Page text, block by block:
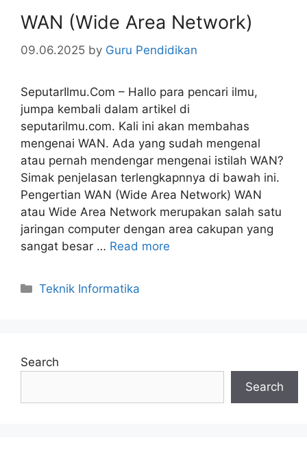
WAN (Wide Area Network)
09.06.2025 by Guru Pendidikan
SeputarIlmu.Com – Hallo para pencari ilmu,
jumpa kembali dalam artikel di
seputarilmu.com. Kali ini akan membahas
mengenai WAN. Ada yang sudah mengenal
atau pernah mendengar mengenai istilah WAN?
Simak penjelasan terlengkapnnya di bawah ini.
Pengertian WAN (Wide Area Network) WAN
atau Wide Area Network merupakan salah satu
jaringan computer dengan area cakupan yang
sangat besar … Read more
Categories
Teknik Informatika
Search
Search